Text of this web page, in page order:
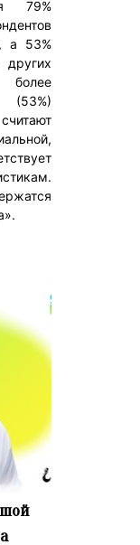
79%
а 53%
более
(53%)